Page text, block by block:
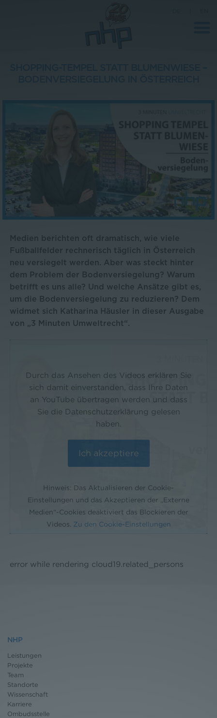
Kontakt
Medien berichten oft dramatisch, wie viele
Fußballfelder rechnerisch täglich in Österreich
neu versiegelt werden. Aber was steckt hinter
dem Problem der Bodenversiegelung? Warum
betrifft es uns alle? Und welche Ansätze gibt es,
um die Bodenversiegelung zu reduzieren? Dem
widmet sich Katharina Häusler in dieser Ausgabe
von „3 Minuten Umweltrecht“.
Durch das Ansehen des Videos erklären Sie
sich damit einverstanden, dass Ihre Daten
an YouTube übertragen werden und dass
Sie die Datenschutzerklärung gelesen
haben.
Hinweis: Das Aktualisieren der Cookie-
Einstellungen und das Akzeptieren der „Externe
Medien“-Cookies deaktiviert das Blockieren der
Videos. Zu den Cookie-Einstellungen
error while rendering cloud19.related_persons
NHP
Leistungen
Projekte
Team
Standorte
Wissenschaft
Karriere
Ombudsstelle